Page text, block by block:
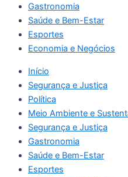
Gastronomia
Saúde e Bem-Estar
Esportes
Economia e Negócios
Início
Segurança e Justiça
Política
Meio Ambiente e
Segurança e Justiça
Gastronomia
Saúde e Bem-Estar
Esportes